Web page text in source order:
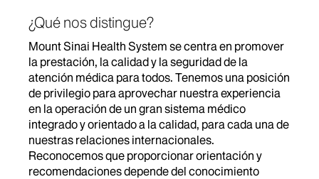
¿Qué nos distingue?
Mount Sinai Health System se centra en promover
la prestación, la calidad y la seguridad de la
atención médica para todos. Tenemos una posición
de privilegio para aprovechar nuestra experiencia
en la operación de un gran sistema médico
integrado y orientado a la calidad, para cada una de
nuestras relaciones internacionales.
Reconocemos que proporcionar orientación y
recomendaciones depende del conocimiento